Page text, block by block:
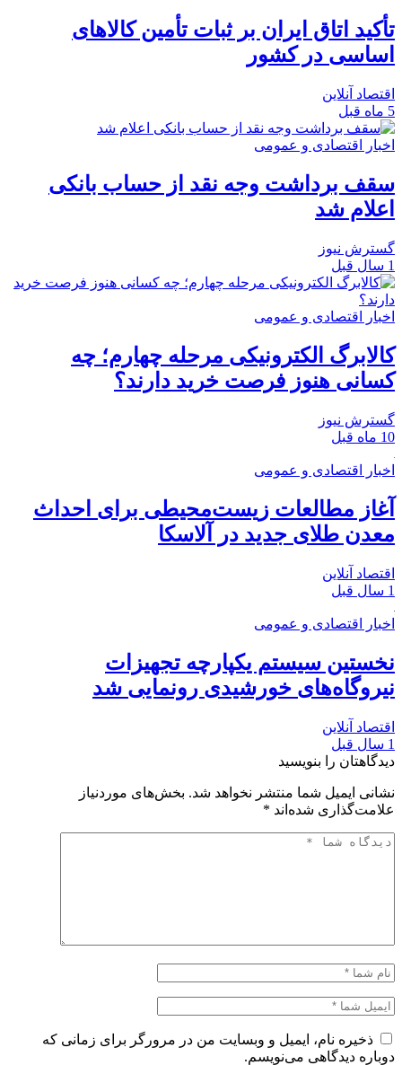
تأکید اتاق ایران بر ثبات تأمین کالا‌های
اساسی در کشور
اقتصاد آنلاین
5 ماه قبل
اخبار اقتصادی و عمومی
سقف برداشت وجه نقد از حساب بانکی
اعلام شد
گسترش نیوز
1 سال قبل
اخبار اقتصادی و عمومی
کالابرگ الکترونیکی مرحله چهارم؛ چه
کسانی هنوز فرصت خرید دارند؟
گسترش نیوز
10 ماه قبل
اخبار اقتصادی و عمومی
آغاز مطالعات زیست‌محیطی برای احداث
معدن طلای جدید در آلاسکا
اقتصاد آنلاین
1 سال قبل
اخبار اقتصادی و عمومی
نخستین سیستم یکپارچه تجهیزات
نیروگاه‌های خورشیدی رونمایی شد
اقتصاد آنلاین
1 سال قبل
دیدگاهتان را بنویسید
نشانی ایمیل شما منتشر نخواهد شد. بخش‌های موردنیاز
علامت‌گذاری شده‌اند *
ذخیره نام، ایمیل و وبسایت من در مرورگر برای زمانی که
دوباره دیدگاهی می‌نویسم.